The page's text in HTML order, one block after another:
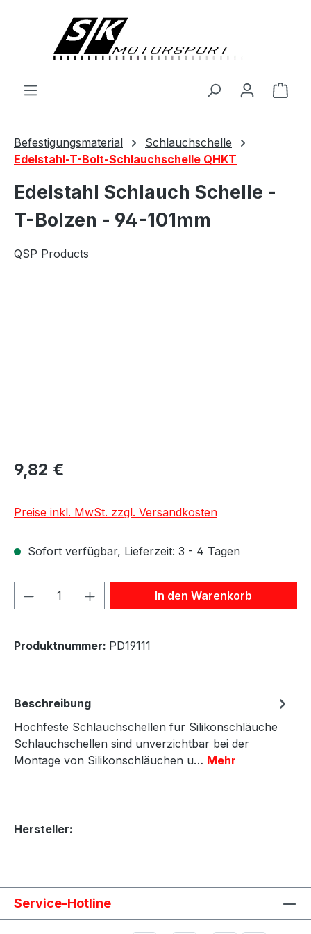
Befestigungsmaterial
Schlauchschelle
Edelstahl-T-Bolt-Schlauchschelle QHKT
Edelstahl Schlauch Schelle -
T-Bolzen - 94-101mm
QSP Products
9,82 €
Preise inkl. MwSt. zzgl. Versandkosten
Sofort verfügbar, Lieferzeit: 3 - 4 Tagen
Produkt Anzahl: Gib denIn den Warenkorb
Produktnummer: PD19111
Beschreibung
Hochfeste Schlauchschellen für Silikonschläuche
Schlauchschellen sind unverzichtbar bei der
Montage von Silikonschläuchen u… Mehr
Hersteller:
Service-Hotline